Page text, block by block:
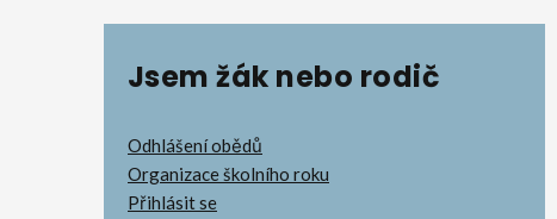
Jsem žák nebo rodič
Odhlášení obědů
Organizace školního roku
Přihlásit se